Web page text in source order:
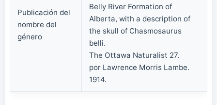
Publicación del
nombre del
género
Belly River Formation of
Alberta, with a description of
the skull of Chasmosaurus
belli.
The Ottawa Naturalist 27.
por Lawrence Morris Lambe.
1914.